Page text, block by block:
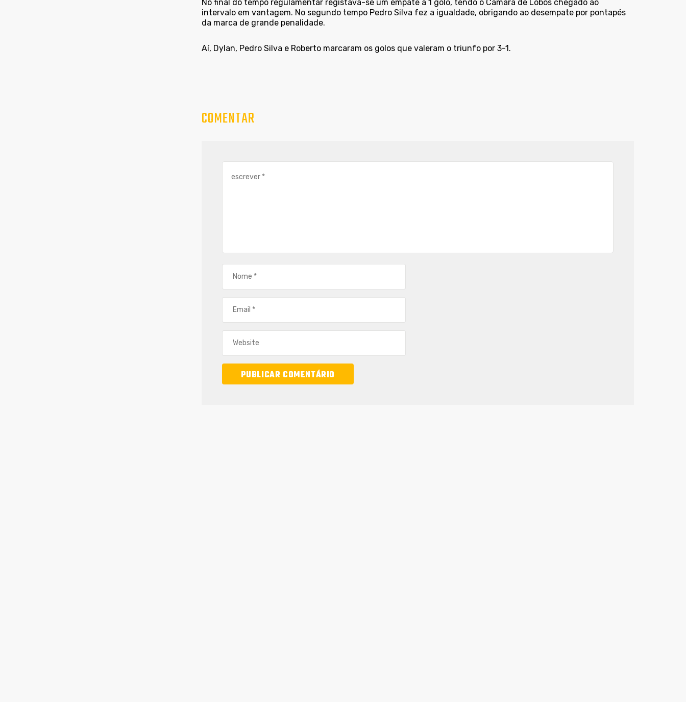
No final do tempo regulamentar registava-se um empate a 1 golo, tendo o Câmara de Lobos chegado ao
intervalo em vantagem. No segundo tempo Pedro Silva fez a igualdade, obrigando ao desempate por pontapés
da marca de grande penalidade.
Aí, Dylan, Pedro Silva e Roberto marcaram os golos que valeram o triunfo por 3-1.
COMENTAR